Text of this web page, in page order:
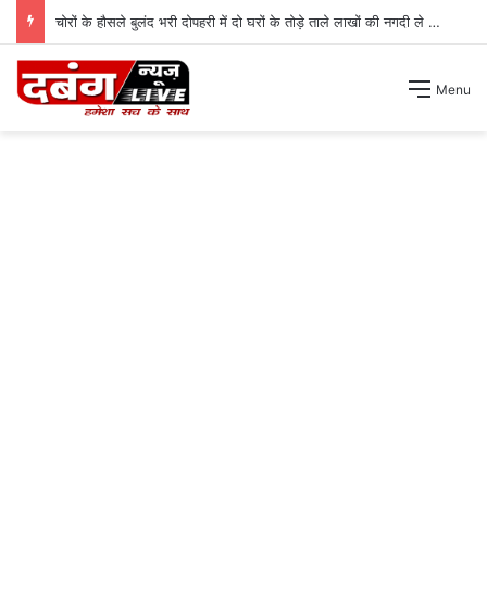
चोरों के हौसले बुलंद भरी दोपहरी में दो घरों के तोड़े ताले लाखों की नगदी ले भागे ।
Menu